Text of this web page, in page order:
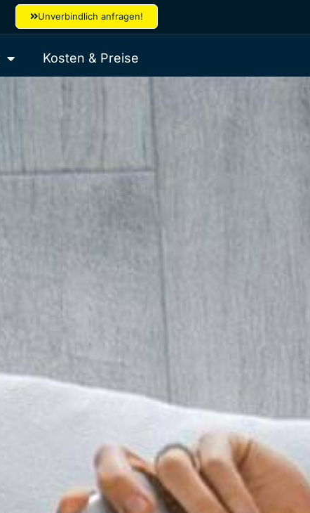
Unverbindlich anfragen!
Kosten & Preise